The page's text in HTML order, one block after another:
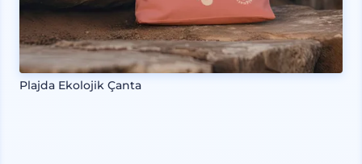
Plajda Ekolojik Çanta